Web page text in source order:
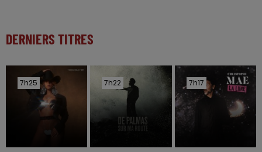
DERNIERS TITRES
7h25
7h25 7h22
7h22 7h17
7h17